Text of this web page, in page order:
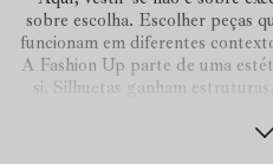
sobre escolha. Escolher peças
funcionam em diferentes
A Fashion Up parte de uma
si. Silhuetas ganham
dia.